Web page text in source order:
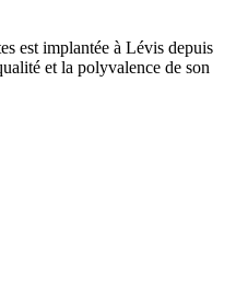
est implantée à Lévis depuis
et la polyvalence de son